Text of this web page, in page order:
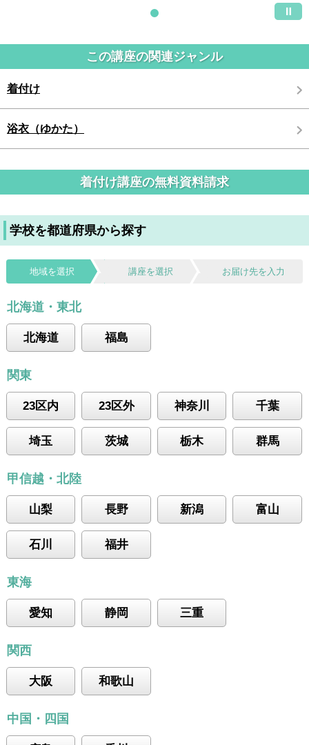
この講座の関連ジャンル
着付け
浴衣（ゆかた）
着付け講座の無料資料請求
学校を都道府県から探す
地域を選択 講座を選択 お届け先を入力
北海道・東北
北海道 福島
関東
23区内 23区外 神奈川 千葉
埼玉 茨城 栃木 群馬
甲信越・北陸
山梨 長野 新潟 富山
石川 福井
東海
愛知 静岡 三重
関西
大阪 和歌山
中国・四国